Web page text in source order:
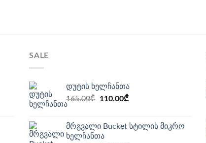
SALE
დუტის ხელჩანთა
165.00₾
Original
165.00₾.
110.00₾Current
110.00₾.
მრგვალი Bucket სტილის მიკრო
ხელჩანთა